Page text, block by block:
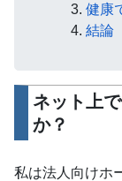
健康
結論
ネット上
か？
私は法人向けホ